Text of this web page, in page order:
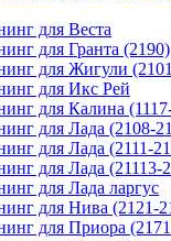
для Веста
для Гранта (2190)
для Жигули
для Икс Рей
для Калина
для Лада (2108-
для Лада (2111-
для Лада (21113-
для Лада ларгус
для Нива (2121-
для Приора